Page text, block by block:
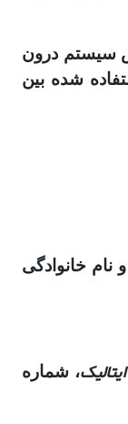
سیستم درون
شده بین
نام خانوادگی
، شماره